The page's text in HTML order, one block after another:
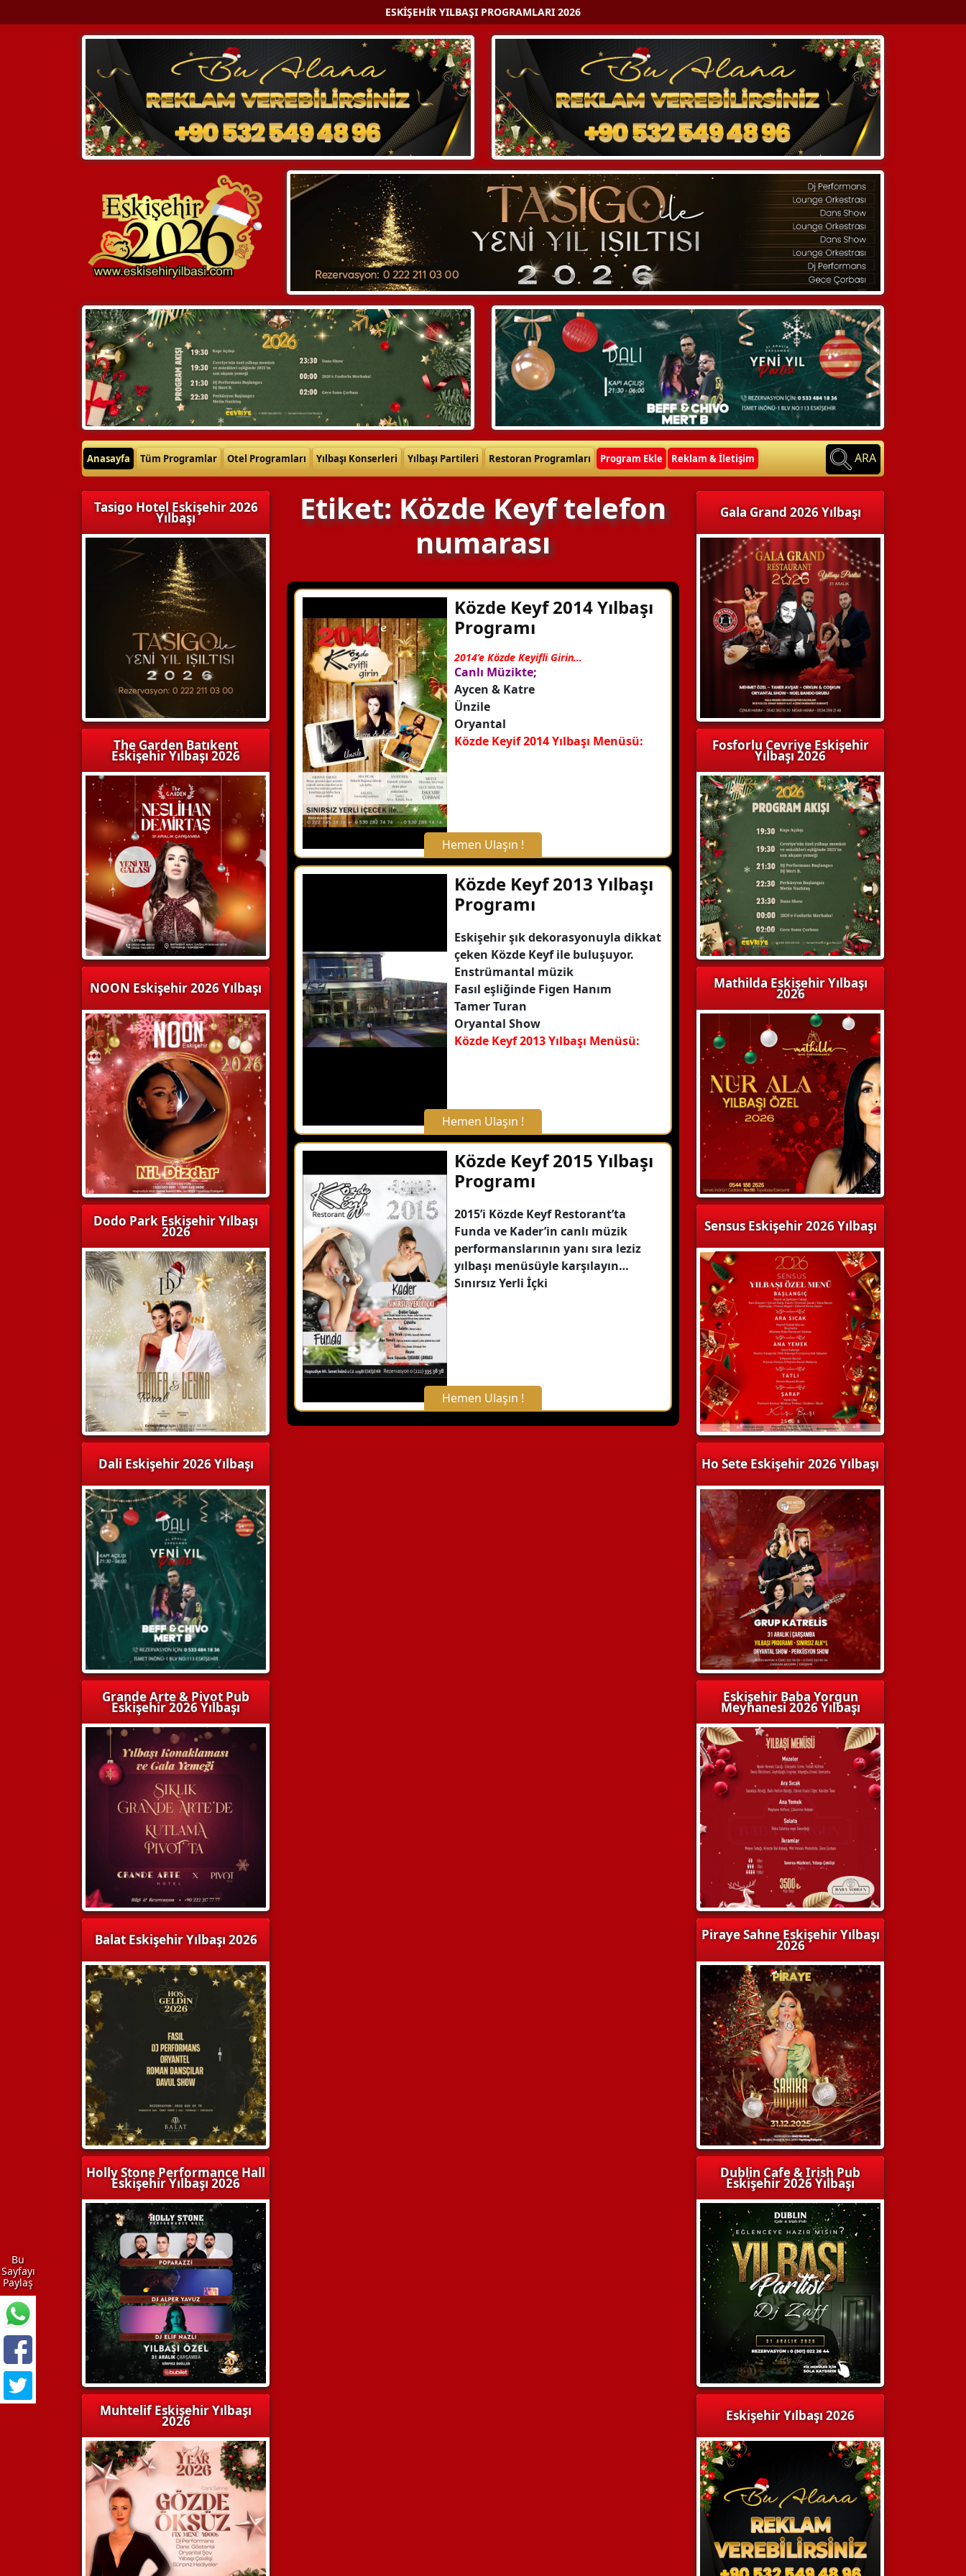
ESKIŞEHIR YILBAŞI PROGRAMLARI 2026
Anasayfa Tüm Programlar Otel Programları Yılbaşı Konserleri Yılbaşı Partileri Restoran Programları Program Ekle Reklam & İletişim ARA
Tasigo Hotel Eskişehir 2026
Yılbaşı
The Garden Batıkent
Eskişehir Yılbaşı 2026
NOON Eskişehir 2026 Yılbaşı
Dodo Park Eskişehir Yılbaşı
2026
Dali Eskişehir 2026 Yılbaşı
Grande Arte & Pivot Pub
Eskişehir 2026 Yılbaşı
Balat Eskişehir Yılbaşı 2026
Holly Stone Performance Hall
Eskişehir Yılbaşı 2026
Muhtelif Eskişehir Yılbaşı
2026
Etiket: Közde Keyf telefon
numarası
Közde Keyf 2014 Yılbaşı
Programı
2014’e Közde Keyifli Girin…
Canlı Müzikte;
Aycen & Katre
Ünzile
Oryantal
Közde Keyif 2014 Yılbaşı Menüsü:
Hemen Ulaşın !
X Kapat
WhatsApp ile Bilgi Alın
Hemen Arayın
Detaylı Bilgi Alın
Közde Keyf 2013 Yılbaşı
Programı
Eskişehir şık dekorasyonuyla dikkat
çeken Közde Keyf ile buluşuyor.
Enstrümantal müzik
Fasıl eşliğinde Figen Hanım
Tamer Turan
Oryantal Show
Közde Keyf 2013 Yılbaşı Menüsü:
Hemen Ulaşın !
X Kapat
WhatsApp ile Bilgi Alın
Hemen Arayın
Detaylı Bilgi Alın
Közde Keyf 2015 Yılbaşı
Programı
2015’i Közde Keyf Restorant’ta
Funda ve Kader’in canlı müzik
performanslarının yanı sıra leziz
yılbaşı menüsüyle karşılayın…
Sınırsız Yerli İçki
Hemen Ulaşın !
X Kapat
Gala Grand 2026 Yılbaşı
Fosforlu Cevriye Eskişehir
Yılbaşı 2026
Mathilda Eskişehir Yılbaşı
2026
Sensus Eskişehir 2026 Yılbaşı
Ho Sete Eskişehir 2026 Yılbaşı
Eskişehir Baba Yorgun
Meyhanesi 2026 Yılbaşı
Piraye Sahne Eskişehir Yılbaşı
2026
Dublin Cafe & Irish Pub
Eskişehir 2026 Yılbaşı
Eskişehir Yılbaşı 2026
Bu
Sayfayı
Paylaş